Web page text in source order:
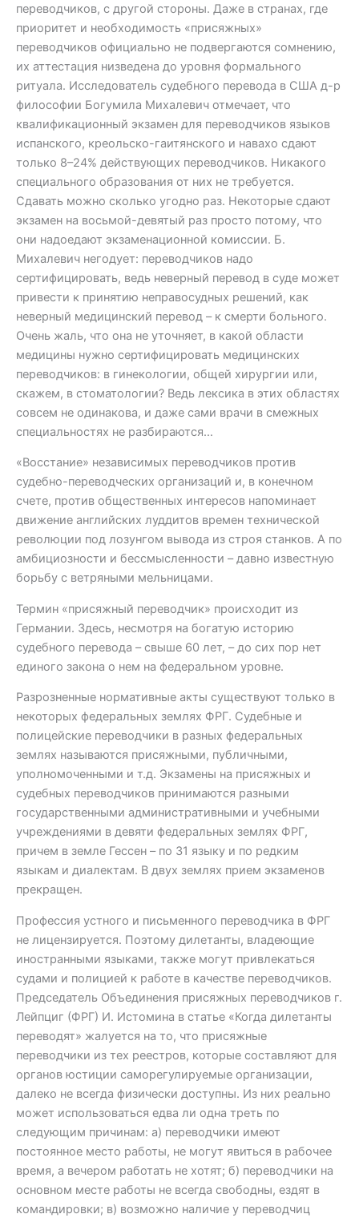
переводчиков, с другой стороны. Даже в странах, где
приоритет и необходимость «присяжных»
переводчиков официально не подвергаются сомнению,
их аттестация низведена до уровня формального
ритуала. Исследователь судебного перевода в США д-р
философии Богумила Михалевич отмечает, что
квалификационный экзамен для переводчиков языков
испанского, креольско-гаитянского и навахо сдают
только 8–24% действующих переводчиков. Никакого
специального образования от них не требуется.
Сдавать можно сколько угодно раз. Некоторые сдают
экзамен на восьмой-девятый раз просто потому, что
они надоедают экзаменационной комиссии. Б.
Михалевич негодует: переводчиков надо
сертифицировать, ведь неверный перевод в суде может
привести к принятию неправосудных решений, как
неверный медицинский перевод – к смерти больного.
Очень жаль, что она не уточняет, в какой области
медицины нужно сертифицировать медицинских
переводчиков: в гинекологии, общей хирургии или,
скажем, в стоматологии? Ведь лексика в этих областях
совсем не одинакова, и даже сами врачи в смежных
специальностях не разбираются…
«Восстание» независимых переводчиков против
судебно-переводческих организаций и, в конечном
счете, против общественных интересов напоминает
движение английских луддитов времен технической
революции под лозунгом вывода из строя станков. А по
амбициозности и бессмысленности – давно известную
борьбу с ветряными мельницами.
Термин «присяжный переводчик» происходит из
Германии. Здесь, несмотря на богатую историю
судебного перевода – свыше 60 лет, – до сих пор нет
единого закона о нем на федеральном уровне.
Разрозненные нормативные акты существуют только в
некоторых федеральных землях ФРГ. Судебные и
полицейские переводчики в разных федеральных
землях называются присяжными, публичными,
уполномоченными и т.д. Экзамены на присяжных и
судебных переводчиков принимаются разными
государственными административными и учебными
учреждениями в девяти федеральных землях ФРГ,
причем в земле Гессен – по 31 языку и по редким
языкам и диалектам. В двух землях прием экзаменов
прекращен.
Профессия устного и письменного переводчика в ФРГ
не лицензируется. Поэтому дилетанты, владеющие
иностранными языками, также могут привлекаться
судами и полицией к работе в качестве переводчиков.
Председатель Объединения присяжных переводчиков г.
Лейпциг (ФРГ) И. Истомина в статье «Когда дилетанты
переводят» жалуется на то, что присяжные
переводчики из тех реестров, которые составляют для
органов юстиции саморегулируемые организации,
далеко не всегда физически доступны. Из них реально
может использоваться едва ли одна треть по
следующим причинам: а) переводчики имеют
постоянное место работы, не могут явиться в рабочее
время, а вечером работать не хотят; б) переводчики на
основном месте работы не всегда свободны, ездят в
командировки; в) возможно наличие у переводчиц